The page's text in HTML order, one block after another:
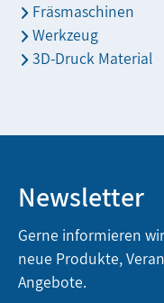
Fräsmaschinen
Werkzeug
3D-Druck Material
Newsletter
Gerne informieren
neue Produkte,
Angebote.